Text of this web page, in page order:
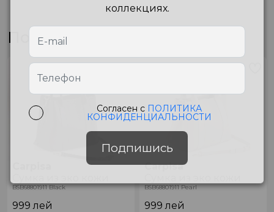
Похожие товары
BSB68801911 Black
999лей
Carpisa
BSB68801911 Pearl
999лей
коллекциях.
Согласен с ПОЛИТИКА
КОНФИДЕНЦИАЛЬНОСТИ
Подпишись